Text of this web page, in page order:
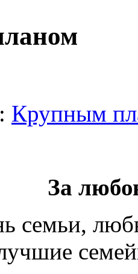
Крупным
За
семьи,